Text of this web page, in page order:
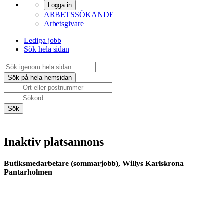
Logga in
ARBETSSÖKANDE
Arbetsgivare
Lediga jobb
Sök hela sidan
Inaktiv platsannons
Butiksmedarbetare (sommarjobb), Willys Karlskrona
Pantarholmen